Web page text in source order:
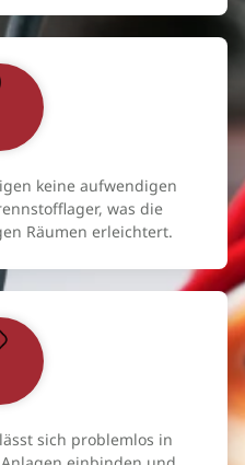
keine aufwendigen
was die
Räumen erleichtert.
sich problemlos in